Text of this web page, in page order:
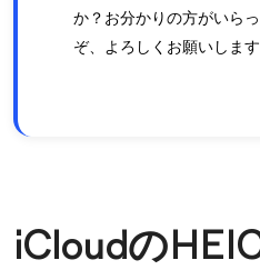
か？お分かりの方がいら
ぞ、よろしくお願いします
iCloudの